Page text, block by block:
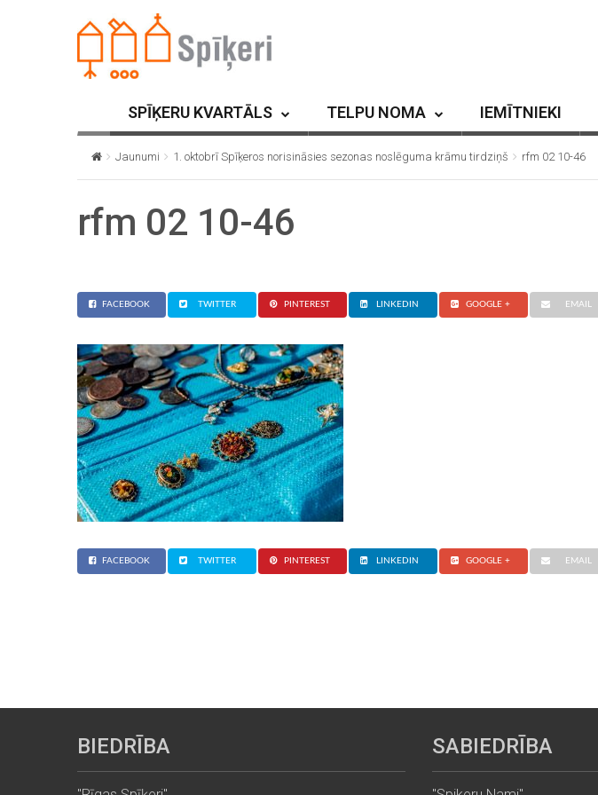
SPĪĶERU KVARTĀLS TELPU NOMA IEMĪTNIEKI
Jaunumi 1. oktobrī Spīķeros norisināsies sezonas noslēguma krāmu tirdziņš rfm 02 10-46
rfm 02 10-46
FACEBOOK TWITTER PINTEREST LINKEDIN GOOGLE + EMAIL
FACEBOOK TWITTER PINTEREST LINKEDIN GOOGLE + EMAIL
BIEDRĪBA SABIEDRĪBA